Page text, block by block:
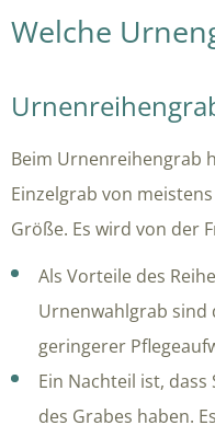
Welche
Beim Urnenreihengrab
Einzelgrab von
Größe. Es wird von der
Als Vorteile des
Urnenwahlgrab sind
geringerer
Ein Nachteil ist, dass
des Grabes haben.